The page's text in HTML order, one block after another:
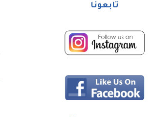
تابعونا